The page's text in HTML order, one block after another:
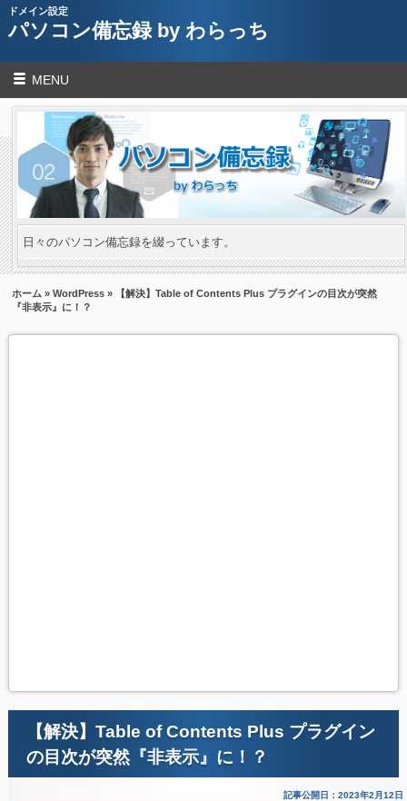
ドメイン設定
パソコン備忘録 by わらっち
MENU
日々のパソコン備忘録を綴っています。
ホーム »WordPress » 【解決】Table of Contents Plus プラグインの目次が突然
『非表示』に！？
【解決】Table of Contents Plus プラグイン
の目次が突然『非表示』に！？
記事公開日：2023年2月12日